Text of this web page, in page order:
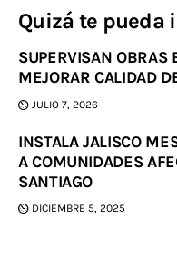
Quizá te pueda
SUPERVISAN OBRAS
MEJORAR CALIDAD
JULIO 7, 2026
INSTALA JALISCO
A COMUNIDADES
SANTIAGO
DICIEMBRE 5, 2025